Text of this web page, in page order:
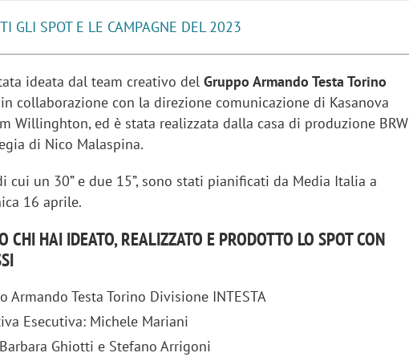
GLI SPOT E LE CAMPAGNE DEL 2023
ideata dal team creativo delGruppo Armando Testa Torino
in collaborazione con la direzione comunicazione di Kasanova
Willinghton, ed è stata realizzata dalla casa di produzione BRW
di Nico Malaspina.
cui un 30” e due 15”, sono stati pianificati da Media Italia a
16 aprile.
CHI HAI IDEATO, REALIZZATO E PRODOTTO LO SPOT CON
Armando Testa Torino Divisione INTESTA
Esecutiva: Michele Mariani
Ghiotti e Stefano Arrigoni